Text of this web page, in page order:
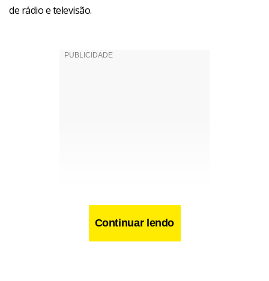
de rádio e televisão.
Continuar lendo